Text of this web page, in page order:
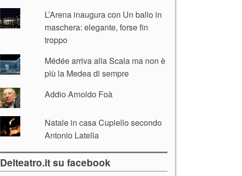
L’Arena inaugura con Un ballo in
maschera: elegante, forse fin
troppo
Médée arriva alla Scala ma non è
più la Medea di sempre
Addio Arnoldo Foà
Natale in casa Cupiello secondo
Antonio Latella
Delteatro.it su facebook